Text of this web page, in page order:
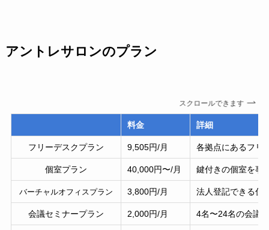
アントレサロンのプラン
スクロールできます
料金 詳細
フリーデスクプラン 9,505円/月 各拠点にあるフリ
個室プラン 40,000円〜/月 鍵付きの個室を事
バーチャルオフィスプラン 3,800円/月 法人登記できる住
会議セミナープラン 2,000円/月 4名〜24名の会議